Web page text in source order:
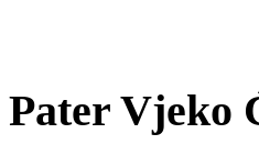
Pater Vjeko